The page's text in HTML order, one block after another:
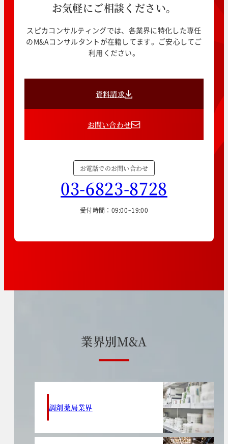
お気軽にご相談ください。
スピカコンサルティングでは、各業界に特化した専任
のM&Aコンサルタントが在籍してます。ご安心してご
利用ください。
資料請求
お問い合わせ
お電話でのお問い合わせ
03-6823-8728
受付時間：09:00~19:00
業界別M&A
調剤薬局業界